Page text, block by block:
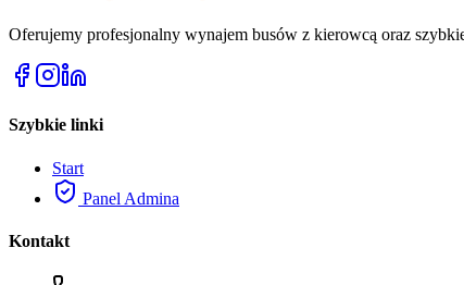
Oferujemy profesjonalny wynajem busów z kierowcą oraz
Szybkie linki
Start
Panel Admina
Kontakt